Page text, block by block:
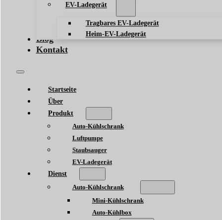
EV-Ladegerät
Tragbares EV-Ladegerät
Heim-EV-Ladegerät
Blog
Kontakt
Startseite
Über
Produkt
Auto-Kühlschrank
Luftpumpe
Staubsauger
EV-Ladegerät
Dienst
Auto-Kühlschrank
Mini-Kühlschrank
Auto-Kühlbox